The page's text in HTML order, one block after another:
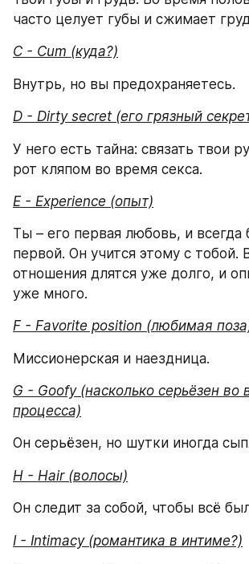
часто целует губы и сжимает
C - Cum (куда?)
Внутрь, но вы предохраняетесь.
D - Dirty secret (его грязный
У него есть тайна: связать твои
рот кляпом во время секса.
E - Experience (опыт)
Ты – его первая любовь, и всегда
первой. Он учится этому с тобой.
отношения длятся уже долго, и
уже много.
F - Favorite position (любимая
Миссионерская и наездница.
G - Goofy (насколько серьёзен во
процесса)
Он серьёзен, но шутки иногда
H - Hair (волосы)
Он следит за собой, чтобы всё
I - Intimacy (романтика в интиме?)